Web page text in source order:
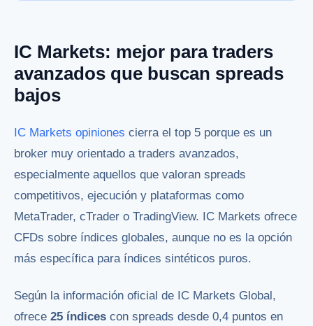
IC Markets: mejor para traders
avanzados que buscan spreads
bajos
IC Markets opiniones cierra el top 5 porque es un
broker muy orientado a traders avanzados,
especialmente aquellos que valoran spreads
competitivos, ejecución y plataformas como
MetaTrader, cTrader o TradingView. IC Markets ofrece
CFDs sobre índices globales, aunque no es la opción
más específica para índices sintéticos puros.
Según la información oficial de IC Markets Global,
ofrece 25 índices con spreads desde 0,4 puntos en